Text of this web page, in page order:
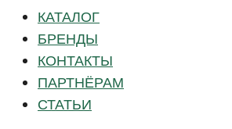
КАТАЛОГ
БРЕНДЫ
КОНТАКТЫ
ПАРТНЁРАМ
СТАТЬИ